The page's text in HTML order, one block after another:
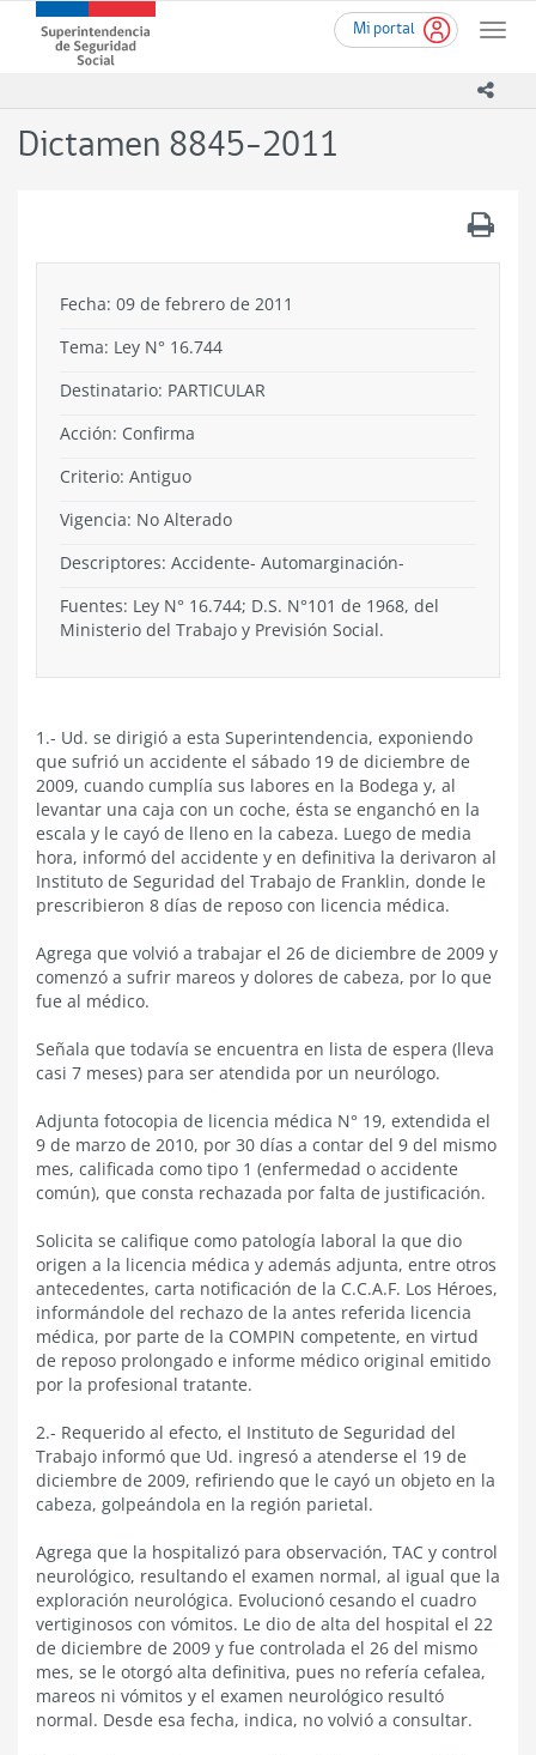
contenido
Mi portal
Toggle
Superintendencia
de
-
Dictamen 8845-2011
Fecha: 09 de febrero de 2011
Tema: Ley N° 16.744
Destinatario: PARTICULAR
Acción: Confirma
Criterio: Antiguo
Vigencia: No Alterado
Descriptores: Accidente- Automarginación-
Fuentes: Ley N° 16.744; D.S. N°101 de 1968, del
Ministerio del Trabajo y Previsión Social.
1.- Ud. se dirigió a esta Superintendencia, exponiendo
que sufrió un accidente el sábado 19 de diciembre de
2009, cuando cumplía sus labores en la Bodega y, al
levantar una caja con un coche, ésta se enganchó en la
escala y le cayó de lleno en la cabeza. Luego de media
hora, informó del accidente y en definitiva la derivaron al
Instituto de Seguridad del Trabajo de Franklin, donde le
prescribieron 8 días de reposo con licencia médica.
Agrega que volvió a trabajar el 26 de diciembre de 2009 y
comenzó a sufrir mareos y dolores de cabeza, por lo que
fue al médico.
Señala que todavía se encuentra en lista de espera (lleva
casi 7 meses) para ser atendida por un neurólogo.
Adjunta fotocopia de licencia médica N° 19, extendida el
9 de marzo de 2010, por 30 días a contar del 9 del mismo
mes, calificada como tipo 1 (enfermedad o accidente
común), que consta rechazada por falta de justificación.
Solicita se califique como patología laboral la que dio
origen a la licencia médica y además adjunta, entre otros
antecedentes, carta notificación de la C.C.A.F. Los Héroes,
informándole del rechazo de la antes referida licencia
médica, por parte de la COMPIN competente, en virtud
de reposo prolongado e informe médico original emitido
por la profesional tratante.
2.- Requerido al efecto, el Instituto de Seguridad del
Trabajo informó que Ud. ingresó a atenderse el 19 de
diciembre de 2009, refiriendo que le cayó un objeto en la
cabeza, golpeándola en la región parietal.
Agrega que la hospitalizó para observación, TAC y control
neurológico, resultando el examen normal, al igual que la
exploración neurológica. Evolucionó cesando el cuadro
vertiginosos con vómitos. Le dio de alta del hospital el 22
de diciembre de 2009 y fue controlada el 26 del mismo
mes, se le otorgó alta definitiva, pues no refería cefalea,
mareos ni vómitos y el examen neurológico resultó
normal. Desde esa fecha, indica, no volvió a consultar.